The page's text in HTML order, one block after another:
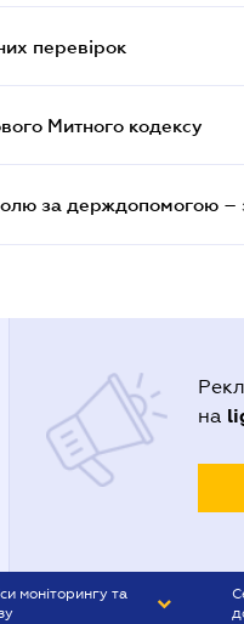
перевірок
Митного кодексу
за держдопомогою –
на
моніторингу та